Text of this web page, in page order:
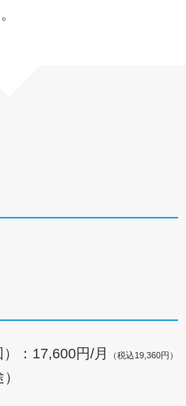
：17,600円/月 （税込19,360円）